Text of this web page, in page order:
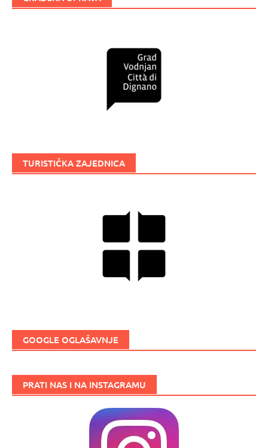
TURISTIČKA ZAJEDNICA
GOOGLE OGLAŠAVNJE
PRATI NAS I NA INSTAGRAMU